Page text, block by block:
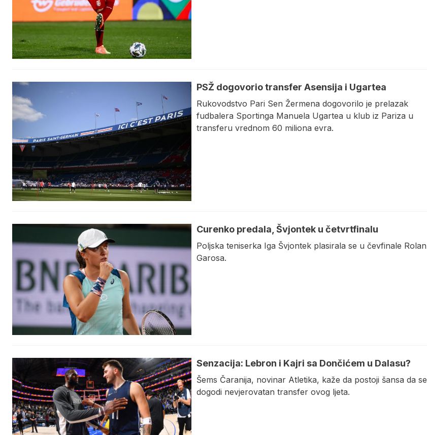
PSŽ dogovorio transfer Asensija i Ugartea
Rukovodstvo Pari Sen Žermena dogovorilo je prelazak
fudbalera Sportinga Manuela Ugartea u klub iz Pariza u
transferu vrednom 60 miliona evra.
Curenko predala, Švjontek u četvrtfinalu
Poljska teniserka Iga Švjontek plasirala se u čevfinale Rolan
Garosa.
Senzacija: Lebron i Kajri sa Dončićem u Dalasu?
Šems Čaranija, novinar Atletika, kaže da postoji šansa da se
dogodi nevjerovatan transfer ovog ljeta.